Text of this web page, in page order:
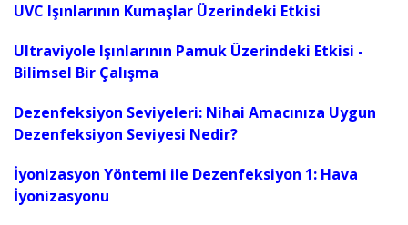
UVC Işınlarının Kumaşlar Üzerindeki Etkisi
Ultraviyole Işınlarının Pamuk Üzerindeki Etkisi -
Bilimsel Bir Çalışma
Dezenfeksiyon Seviyeleri: Nihai Amacınıza Uygun
Dezenfeksiyon Seviyesi Nedir?
İyonizasyon Yöntemi ile Dezenfeksiyon 1: Hava
İyonizasyonu